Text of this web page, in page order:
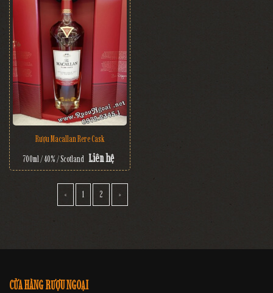
Rượu Macallan Rere Cask
700ml / 40% / Scotland Liên hệ
« 1 2 »
CỬA HÀNG RƯỢU NGOẠI